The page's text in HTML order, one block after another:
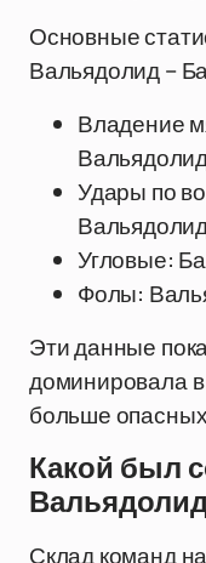
Основные
Вальядолид –
Владение
Удары по
Угловые:
Фолы:
Эти данные
доминировала
больше
Какой был
Склад команд